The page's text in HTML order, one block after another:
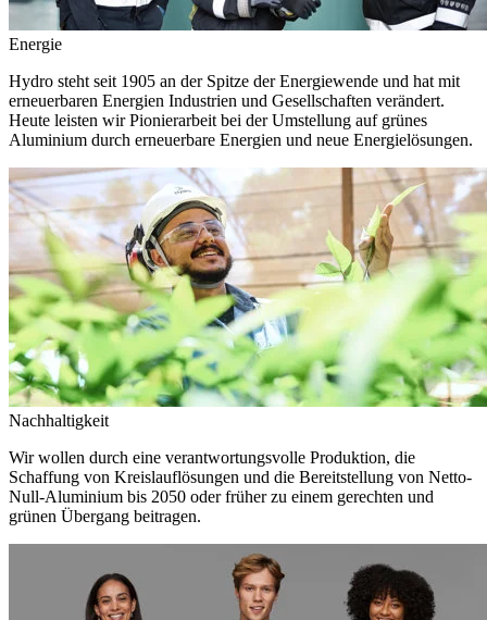
Energie
Hydro steht seit 1905 an der Spitze der Energiewende und hat mit
erneuerbaren Energien Industrien und Gesellschaften verändert.
Heute leisten wir Pionierarbeit bei der Umstellung auf grünes
Aluminium durch erneuerbare Energien und neue Energielösungen.
Nachhaltigkeit
Wir wollen durch eine verantwortungsvolle Produktion, die
Schaffung von Kreislauflösungen und die Bereitstellung von Netto-
Null-Aluminium bis 2050 oder früher zu einem gerechten und
grünen Übergang beitragen.